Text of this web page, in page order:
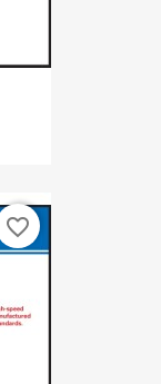
favorite_border